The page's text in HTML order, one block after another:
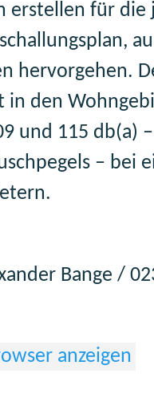
erstellen für die
hervorgehen.
in den
und 115 db(a) –
– bei
Bange /
anzeigen